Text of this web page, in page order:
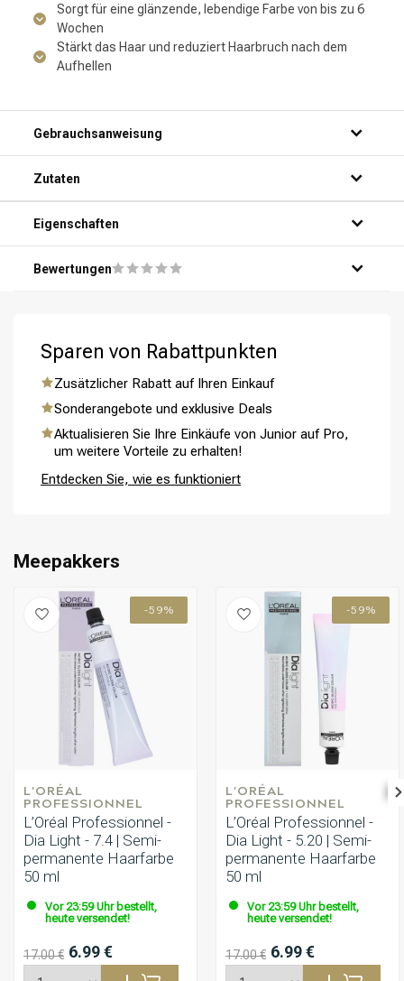
Umformung
Sorgt für eine glänzende, lebendige Farbe von bis zu 6
Wochen
Stärkt das Haar und reduziert Haarbruch nach dem
Aufhellen
Gebrauchsanweisung
Zutaten
Eigenschaften
Bewertungen
Sparen von Rabattpunkten
Zusätzlicher Rabatt auf Ihren Einkauf
Sonderangebote und exklusive Deals
Aktualisieren Sie Ihre Einkäufe von Junior auf Pro,
um weitere Vorteile zu erhalten!
Entdecken Sie, wie es funktioniert
Meepakkers
-59%
L'ORÉAL
PROFESSIONNEL
L’Oréal Professionnel -
Dia Light - 7.4 | Semi-
permanente Haarfarbe
50 ml
Vor 23:59 Uhr bestellt,
heute versendet!
17.00 € 6.99 €
-59%
L'ORÉAL
PROFESSIONNEL
L’Oréal Professionnel -
Dia Light - 5.20 | Semi-
permanente Haarfarbe
50 ml
Vor 23:59 Uhr bestellt,
heute versendet!
17.00 € 6.99 €